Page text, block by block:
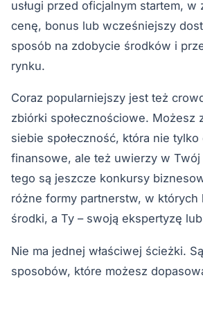
usługi przed oficjalnym startem, w
cenę, bonus lub wcześniejszy
sposób na zdobycie środków i
rynku.
Coraz popularniejszy jest też
zbiórki społecznościowe. Możesz
siebie społeczność, która nie
finansowe, ale też uwierzy w
tego są jeszcze konkursy
różne formy partnerstw, w których
środki, a Ty – swoją ekspertyzę
Nie ma jednej właściwej ścieżki.
sposobów, które możesz